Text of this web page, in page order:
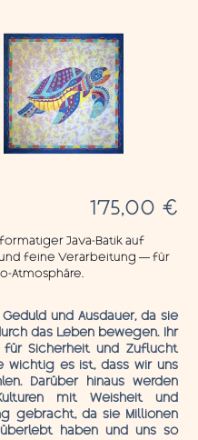
175,00 €
Java-Batik auf
feine Verarbeitung — für
Atmosphäre.
und Ausdauer, da sie
das Leben bewegen. Ihr
Sicherheit und Zuflucht
wichtig es ist, dass wir uns
Darüber hinaus werden
mit Weisheit und
gebracht, da sie Millionen
haben und uns so